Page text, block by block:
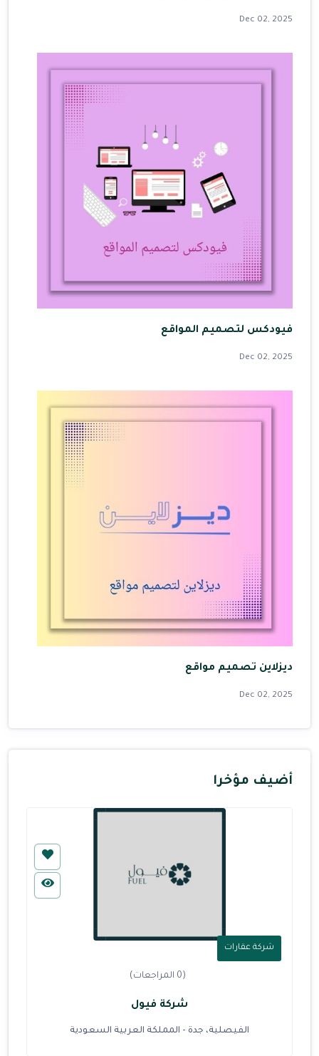
Dec 02, 2025
فيودكس لتصميم المواقع
Dec 02, 2025
ديزلاين تصميم مواقع
Dec 02, 2025
أضيف مؤخرا
شركة عقارات
(0 المراجعات)
شركة فيول
الفيصلية، جدة - المملكة العربية السعودية